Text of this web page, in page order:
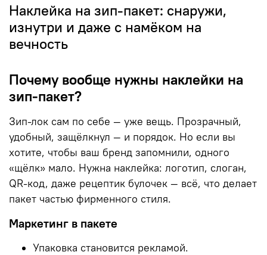
Наклейка на зип-пакет: снаружи,
изнутри и даже с намёком на
вечность
Почему вообще нужны наклейки на
зип-пакет?
Зип-лок сам по себе — уже вещь. Прозрачный,
удобный, защёлкнул — и порядок. Но если вы
хотите, чтобы ваш бренд запомнили, одного
«щёлк» мало. Нужна наклейка: логотип, слоган,
QR-код, даже рецептик булочек — всё, что делает
пакет частью фирменного стиля.
Маркетинг в пакете
Упаковка становится рекламой.